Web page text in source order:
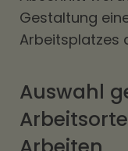
Gestaltung
Arbeitsplatzes
Auswahl